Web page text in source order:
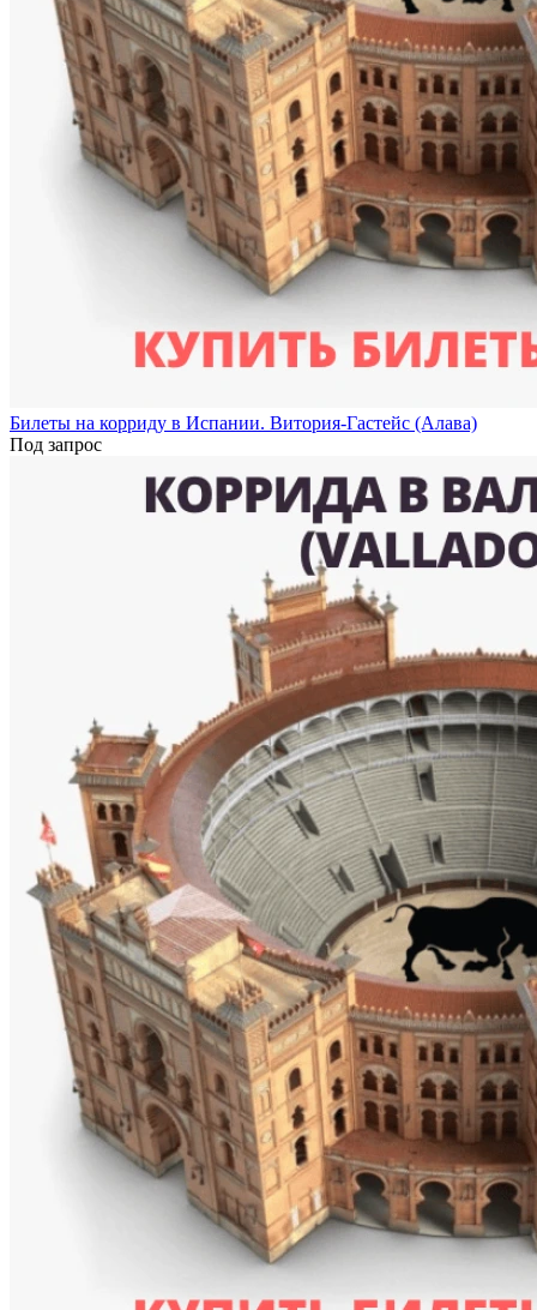
Билеты на корриду в Испании. Витория-Гастейс (Алава)
Под запрос